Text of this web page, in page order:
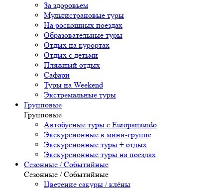
За здоровьем
Мультистрановые туры
На роскошных поездах
Образовательные туры
Отдых на курортах
Отдых с детьми
Пляжный отдых
Сафари
Туры на Weekend
Экстремальные туры
Групповые
Групповые
Автобусные туры с Europamundo
Экскурсионные в мини-группе
Экскурсионные туры + отдых
Экскурсионные туры на поездах
Сезонные / Событийные
Сезонные / Событийные
Цветение сакуры / клёны